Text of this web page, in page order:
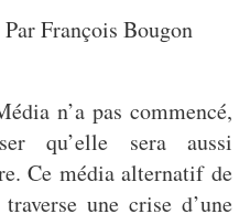
François Bougon
n’a pas commencé,
qu’elle sera aussi
Ce média alternatif de
une crise d’une